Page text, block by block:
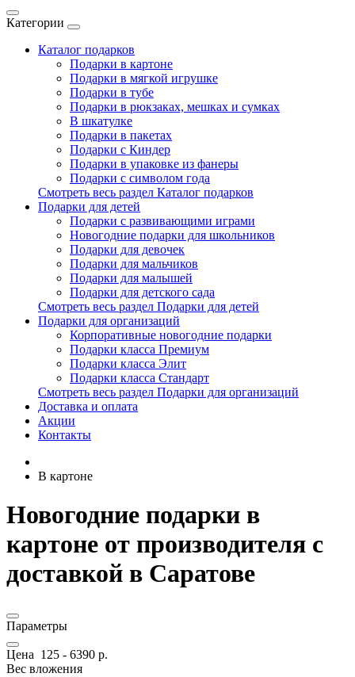
Категории
Каталог подарков
Подарки в картоне
Подарки в мягкой игрушке
Подарки в тубе
Подарки в рюкзаках, мешках и сумках
В шкатулке
Подарки в пакетах
Подарки с Киндер
Подарки в упаковке из фанеры
Подарки с символом года
Смотреть весь раздел Каталог подарков
Подарки для детей
Подарки с развивающими играми
Новогодние подарки для школьников
Подарки для девочек
Подарки для мальчиков
Подарки для малышей
Подарки для детского сада
Смотреть весь раздел Подарки для детей
Подарки для организаций
Корпоративные новогодние подарки
Подарки класса Премиум
Подарки класса Элит
Подарки класса Стандарт
Смотреть весь раздел Подарки для организаций
Доставка и оплата
Акции
Контакты
В картоне
Новогодние подарки в
картоне от производителя с
доставкой в Саратове
Параметры
Цена 125 - 6390 р.
Вес вложения